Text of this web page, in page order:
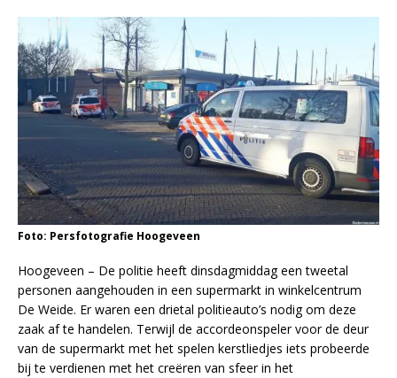
Foto: Persfotografie Hoogeveen
Hoogeveen – De politie heeft dinsdagmiddag een tweetal
personen aangehouden in een supermarkt in winkelcentrum
De Weide. Er waren een drietal politieauto’s nodig om deze
zaak af te handelen. Terwijl de accordeonspeler voor de deur
van de supermarkt met het spelen kerstliedjes iets probeerde
bij te verdienen met het creëren van sfeer in het